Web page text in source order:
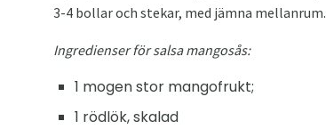
3-4 bollar och stekar, med jämna mellanrum.
Ingredienser för salsa mangosås:
1 mogen stor mangofrukt;
1 rödlök, skalad